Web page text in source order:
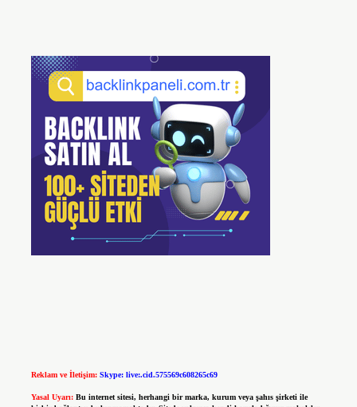
Reklam ve İletişim: Skype: live:.cid.575569c608265c69
Yasal Uyarı: Bu internet sitesi, herhangi bir marka, kurum veya şahıs şirketi ile